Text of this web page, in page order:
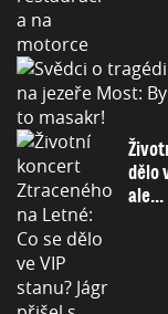
dělo
ale...